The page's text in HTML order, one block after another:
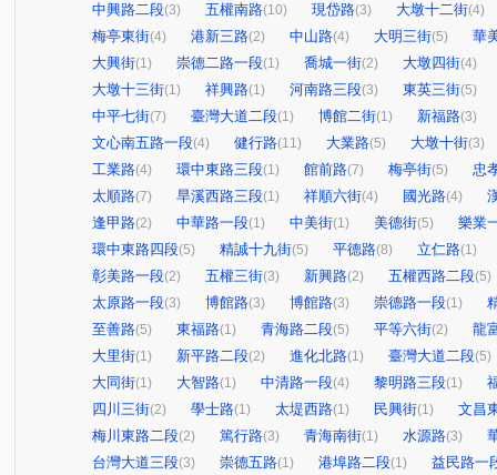
中興路二段(3) 五權南路(10) 現岱路(3) 大墩十二街(4)
梅亭東街(4) 港新三路(2) 中山路(4) 大明三街(5)
華
大興街(1) 崇德二路一段(1) 喬城一街(2) 大墩四街(4)
大墩十三街(1) 祥興路(1) 河南路三段(3) 東英三街(5)
中平七街(7) 臺灣大道二段(1) 博館二街(1) 新福路(3)
文心南五路一段(4) 健行路(11) 大業路(5) 大墩十街(3)
工業路(4) 環中東路三段(1) 館前路(7) 梅亭街(5)
忠
太順路(7) 旱溪西路三段(1) 祥順六街(4) 國光路(4)
逢甲路(2) 中華路一段(1) 中美街(1) 美德街(5)
樂業
環中東路四段(5) 精誠十九街(5) 平德路(8) 立仁路(1)
彰美路一段(2) 五權三街(3) 新興路(2) 五權西路二段(5)
太原路一段(3) 博館路(3) 博館路(3) 崇德路一段(1)
至善路(5) 東福路(1) 青海路二段(5) 平等六街(2)
龍
大里街(1) 新平路二段(2) 進化北路(1) 臺灣大道二段(5)
大同街(1) 大智路(1) 中清路一段(4) 黎明路三段(1)
四川三街(2) 學士路(1) 太堤西路(1) 民興街(1)
文昌
梅川東路二段(2) 篤行路(3) 青海南街(1) 水源路(3)
台灣大道三段(3) 崇德五路(1) 港埠路二段(1)
益民路一